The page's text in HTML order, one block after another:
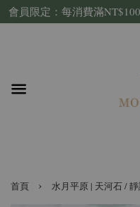
會員限定：每消費滿
首頁 › 水月平原 | 天河石 /